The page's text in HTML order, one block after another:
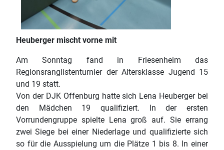
Heuberger mischt vorne mit
Am Sonntag fand in Friesenheim das
Regionsranglistenturnier der Altersklasse Jugend 15
und 19 statt.
Von der DJK Offenburg hatte sich Lena Heuberger bei
den Mädchen 19 qualifiziert. In der ersten
Vorrundengruppe spielte Lena groß auf. Sie errang
zwei Siege bei einer Niederlage und qualifizierte sich
so für die Ausspielung um die Plätze 1 bis 8. In einer